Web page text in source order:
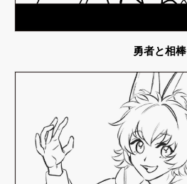
勇者と相棒